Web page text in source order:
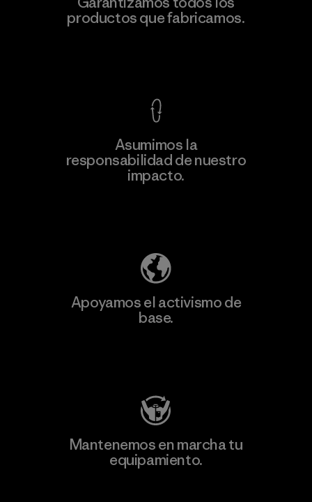
información
Factoryproductos que fabricamos.
Asumimos la
responsabilidad de nuestro
impacto.
Apoyamos el activismo de
base.
Mantenemos en marcha tu
equipamiento.